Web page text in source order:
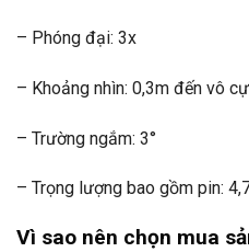
– Phóng đại: 3x
– Khoảng nhìn: 0,3m đến vô
– Trường ngắm: 3°
– Trọng lượng bao gồm pin:
Vì sao nên chọn mua